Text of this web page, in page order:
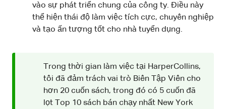
vào sự phát triển chung của công ty. Điều này
thể hiện thái độ làm việc tích cực, chuyên nghiệp
và tạo ấn tượng tốt cho nhà tuyển dụng.
Trong thời gian làm việc tại HarperCollins,
tôi đã đảm trách vai trò Biên Tập Viên cho
hơn 20 cuốn sách, trong đó có 5 cuốn đã
lọt Top 10 sách bán chạy nhất New York